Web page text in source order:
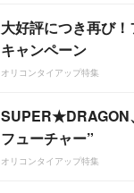
大好評につき再び
キャンペーン
オリコンタイアップ特集
SUPER★DRAGON
フューチャー”
オリコンタイアップ特集